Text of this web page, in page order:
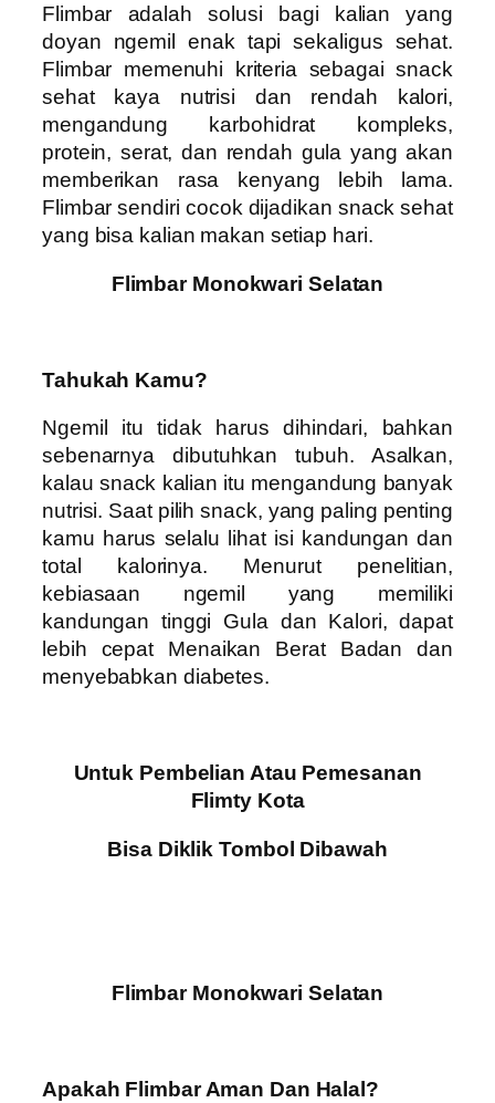
Flimbar adalah solusi bagi kalian yang
doyan ngemil enak tapi sekaligus sehat.
Flimbar memenuhi kriteria sebagai snack
sehat kaya nutrisi dan rendah kalori,
mengandung karbohidrat kompleks,
protein, serat, dan rendah gula yang akan
memberikan rasa kenyang lebih lama.
Flimbar sendiri cocok dijadikan snack sehat
yang bisa kalian makan setiap hari.
Flimbar Monokwari Selatan
Tahukah Kamu?
Ngemil itu tidak harus dihindari, bahkan
sebenarnya dibutuhkan tubuh. Asalkan,
kalau snack kalian itu mengandung banyak
nutrisi. Saat pilih snack, yang paling penting
kamu harus selalu lihat isi kandungan dan
total kalorinya. Menurut penelitian,
kebiasaan ngemil yang memiliki
kandungan tinggi Gula dan Kalori, dapat
lebih cepat Menaikan Berat Badan dan
menyebabkan diabetes.
Untuk Pembelian Atau Pemesanan
Flimty Kota
Bisa Diklik Tombol Dibawah
Flimbar Monokwari Selatan
Apakah Flimbar Aman Dan Halal?